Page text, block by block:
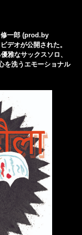
一郎 (prod.by
デオが公開された。
雅なサックスソロ、
を洗うエモーショナル